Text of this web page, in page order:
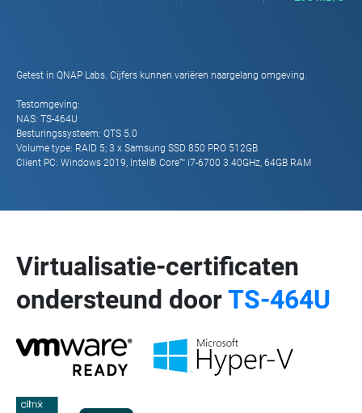
Getest in QNAP Labs. Cijfers kunnen variëren naargelang omgeving.
Testomgeving:
NAS: TS-464U
Besturingssysteem: QTS 5.0
Volume type: RAID 5; 3 x Samsung SSD 850 PRO 512GB
Client PC: Windows 2019, Intel® Core™ i7-6700 3.40GHz, 64GB RAM
Virtualisatie-certificaten
ondersteund doorTS-464U